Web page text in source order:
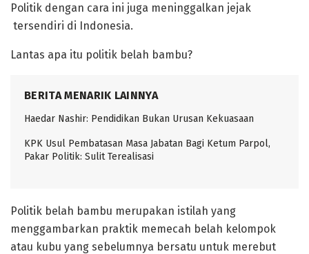
Politik dengan cara ini juga meninggalkan jejak
tersendiri di Indonesia.
Lantas apa itu politik belah bambu?
BERITA MENARIK LAINNYA
Haedar Nashir: Pendidikan Bukan Urusan Kekuasaan
KPK Usul Pembatasan Masa Jabatan Bagi Ketum Parpol,
Pakar Politik: Sulit Terealisasi
Politik belah bambu merupakan istilah yang
menggambarkan praktik memecah belah kelompok
atau kubu yang sebelumnya bersatu untuk merebut